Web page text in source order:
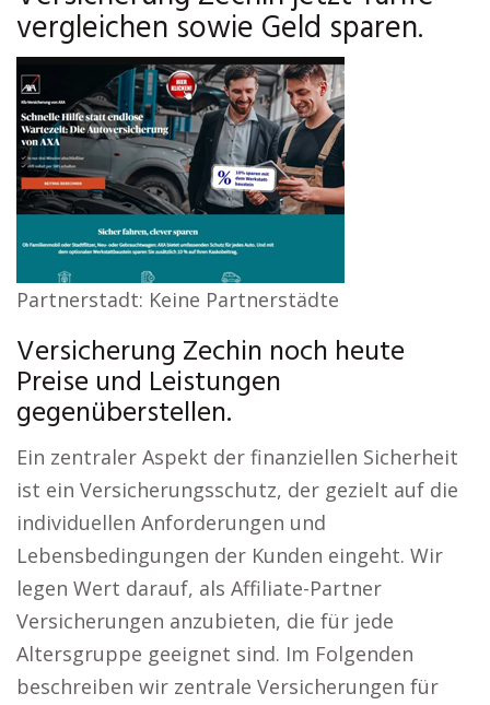
vergleichen sowie Geld sparen.
Partnerstadt: Keine Partnerstädte
Versicherung Zechin noch heute
Preise und Leistungen
gegenüberstellen.
Ein zentraler Aspekt der finanziellen Sicherheit
ist ein Versicherungsschutz, der gezielt auf die
individuellen Anforderungen und
Lebensbedingungen der Kunden eingeht. Wir
legen Wert darauf, als Affiliate-Partner
Versicherungen anzubieten, die für jede
Altersgruppe geeignet sind. Im Folgenden
beschreiben wir zentrale Versicherungen für